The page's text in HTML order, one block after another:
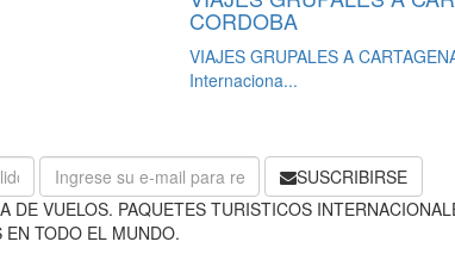
CORDOBA
VIAJES GRUPALES A
Internaciona...
SUSCRIBIRSE
DE VUELOS. PAQUETES TURISTICOS
TODO EL MUNDO.